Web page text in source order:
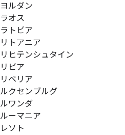
ヨルダン
ラオス
ラトビア
リトアニア
リヒテンシュタイン
リビア
リベリア
ルクセンブルグ
ルワンダ
ルーマニア
レソト